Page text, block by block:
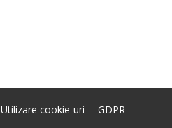
Utilizare cookie-uri GDPR